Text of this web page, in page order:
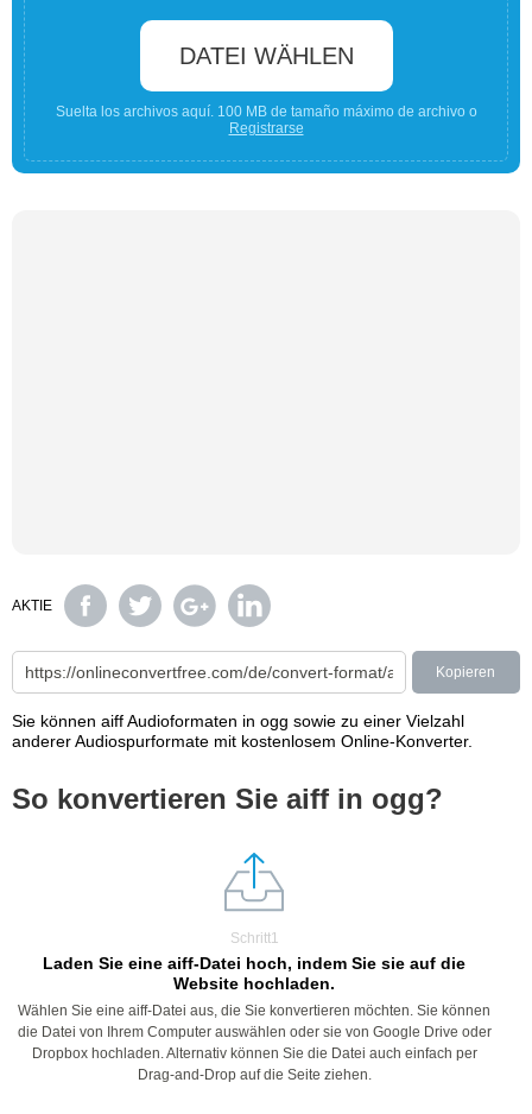
DATEI WÄHLEN
Suelta los archivos aquí. 100 MB de tamaño máximo de archivo o
Registrarse
AKTIE
Kopieren
Sie können aiff Audioformaten in ogg sowie zu einer Vielzahl
anderer Audiospurformate mit kostenlosem Online-Konverter.
So konvertieren Sie aiff in ogg?
Schritt1
Laden Sie eine aiff-Datei hoch, indem Sie sie auf die
Website hochladen.
Wählen Sie eine aiff-Datei aus, die Sie konvertieren möchten. Sie können
die Datei von Ihrem Computer auswählen oder sie von Google Drive oder
Dropbox hochladen. Alternativ können Sie die Datei auch einfach per
Drag-and-Drop auf die Seite ziehen.